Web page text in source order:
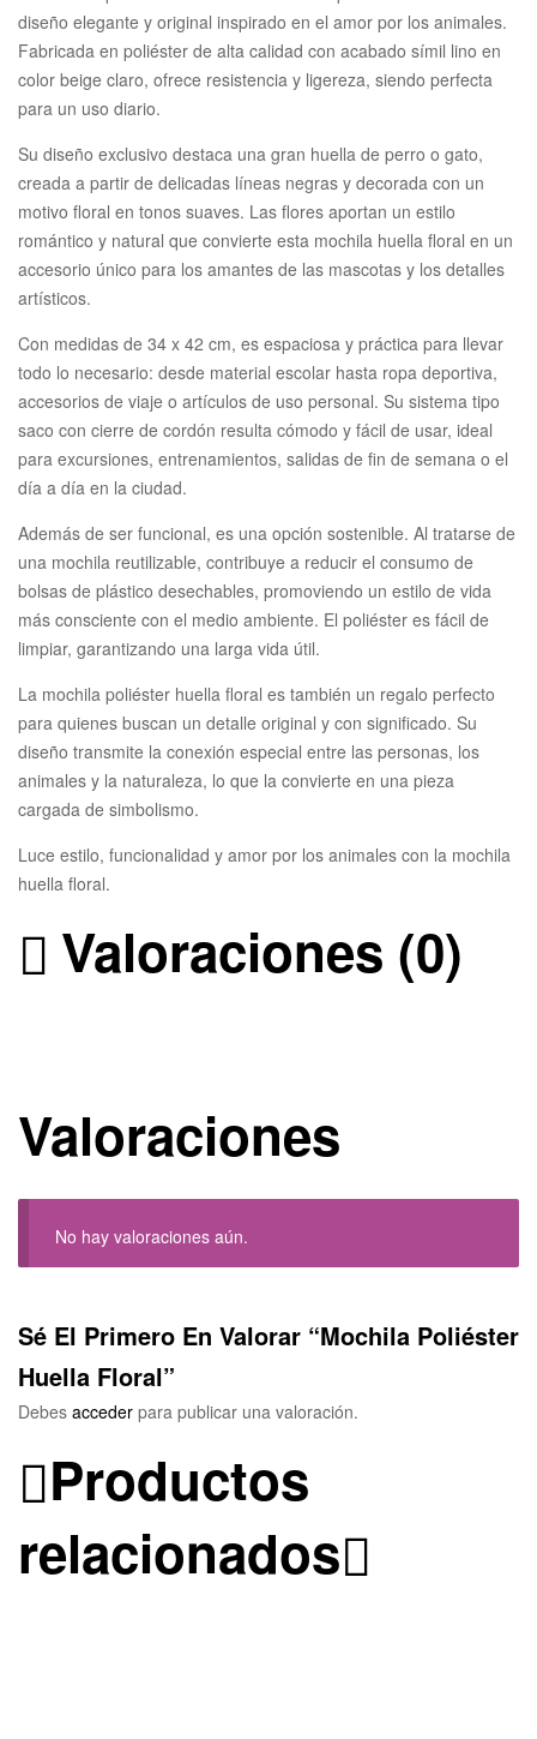
diseño elegante y original inspirado en el amor por los animales.
Fabricada en poliéster de alta calidad con acabado símil lino en
color beige claro, ofrece resistencia y ligereza, siendo perfecta
para un uso diario.
Su diseño exclusivo destaca una gran huella de perro o gato,
creada a partir de delicadas líneas negras y decorada con un
motivo floral en tonos suaves. Las flores aportan un estilo
romántico y natural que convierte esta mochila huella floral en un
accesorio único para los amantes de las mascotas y los detalles
artísticos.
Con medidas de 34 x 42 cm, es espaciosa y práctica para llevar
todo lo necesario: desde material escolar hasta ropa deportiva,
accesorios de viaje o artículos de uso personal. Su sistema tipo
saco con cierre de cordón resulta cómodo y fácil de usar, ideal
para excursiones, entrenamientos, salidas de fin de semana o el
día a día en la ciudad.
Además de ser funcional, es una opción sostenible. Al tratarse de
una mochila reutilizable, contribuye a reducir el consumo de
bolsas de plástico desechables, promoviendo un estilo de vida
más consciente con el medio ambiente. El poliéster es fácil de
limpiar, garantizando una larga vida útil.
La mochila poliéster huella floral es también un regalo perfecto
para quienes buscan un detalle original y con significado. Su
diseño transmite la conexión especial entre las personas, los
animales y la naturaleza, lo que la convierte en una pieza
cargada de simbolismo.
Luce estilo, funcionalidad y amor por los animales con la mochila
huella floral.
Valoraciones (0)
Valoraciones
No hay valoraciones aún.
Sé El Primero En Valorar “Mochila Poliéster
Huella Floral”
Debes acceder para publicar una valoración.
Productos
relacionados